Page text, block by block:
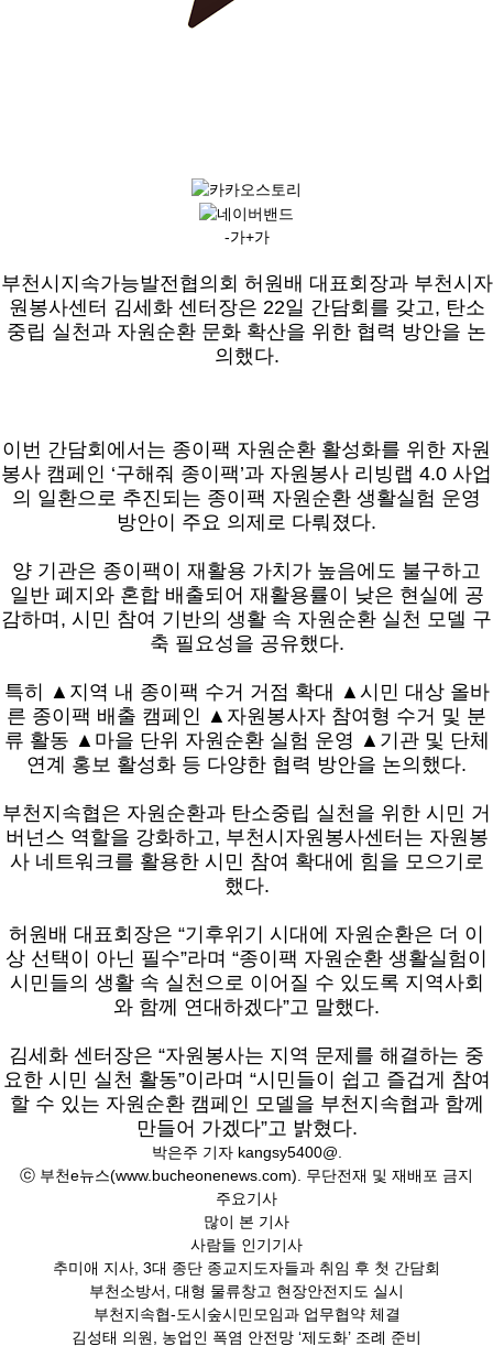
-가+가
부천시지속가능발전협의회 허원배 대표회장과 부천시자
원봉사센터 김세화 센터장은 22일 간담회를 갖고, 탄소
중립 실천과 자원순환 문화 확산을 위한 협력 방안을 논
의했다.
이번 간담회에서는 종이팩 자원순환 활성화를 위한 자원
봉사 캠페인 ‘구해줘 종이팩’과 자원봉사 리빙랩 4.0 사업
의 일환으로 추진되는 종이팩 자원순환 생활실험 운영
방안이 주요 의제로 다뤄졌다.
양 기관은 종이팩이 재활용 가치가 높음에도 불구하고
일반 폐지와 혼합 배출되어 재활용률이 낮은 현실에 공
감하며, 시민 참여 기반의 생활 속 자원순환 실천 모델 구
축 필요성을 공유했다.
특히 ▲지역 내 종이팩 수거 거점 확대 ▲시민 대상 올바
른 종이팩 배출 캠페인 ▲자원봉사자 참여형 수거 및 분
류 활동 ▲마을 단위 자원순환 실험 운영 ▲기관 및 단체
연계 홍보 활성화 등 다양한 협력 방안을 논의했다.
부천지속협은 자원순환과 탄소중립 실천을 위한 시민 거
버넌스 역할을 강화하고, 부천시자원봉사센터는 자원봉
사 네트워크를 활용한 시민 참여 확대에 힘을 모으기로
했다.
허원배 대표회장은 “기후위기 시대에 자원순환은 더 이
상 선택이 아닌 필수”라며 “종이팩 자원순환 생활실험이
시민들의 생활 속 실천으로 이어질 수 있도록 지역사회
와 함께 연대하겠다”고 말했다.
김세화 센터장은 “자원봉사는 지역 문제를 해결하는 중
요한 시민 실천 활동”이라며 “시민들이 쉽고 즐겁게 참여
할 수 있는 자원순환 캠페인 모델을 부천지속협과 함께
만들어 가겠다”고 밝혔다.
박은주 기자 kangsy5400@.
ⓒ 부천e뉴스(www.bucheonenews.com). 무단전재 및 재배포 금지
주요기사
많이 본 기사
사람들 인기기사
추미애 지사, 3대 종단 종교지도자들과 취임 후 첫 간담회
부천소방서, 대형 물류창고 현장안전지도 실시
부천지속협-도시숲시민모임과 업무협약 체결
김성태 의원, 농업인 폭염 안전망 ‘제도화’ 조례 준비